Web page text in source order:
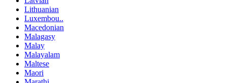
Lithuanian
Luxembou..
Macedonian
Malagasy
Malay
Malayalam
Maltese
Maori